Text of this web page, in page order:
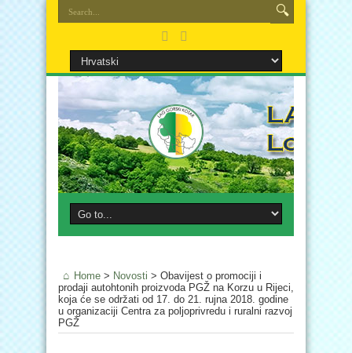
Home > Novosti > Obavijest o promociji i
prodaji autohtonih proizvoda PGŽ na Korzu u Rijeci,
koja će se održati od 17. do 21. rujna 2018. godine
u organizaciji Centra za poljoprivredu i ruralni razvoj
PGŽ